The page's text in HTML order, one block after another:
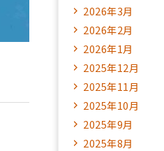
2026年3月
2026年2月
2026年1月
2025年12月
2025年11月
2025年10月
2025年9月
2025年8月